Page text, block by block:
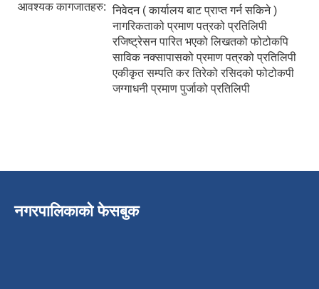
आवश्यक कागजातहरु: निवेदन ( कार्यालय बाट प्राप्त गर्न सकिने )
नागरिकताको प्रमाण पत्रको प्रतिलिपी
रजिष्ट्रेसन पारित भएको लिखतको फोटोकपि
साविक नक्सापासको प्रमाण पत्रको प्रतिलिपी
एकीकृत सम्पति कर तिरेको रसिदको फोटोकपी
जग्गाधनी प्रमाण पुर्जाको प्रतिलिपी
नगरपालिकाको फेसबुक